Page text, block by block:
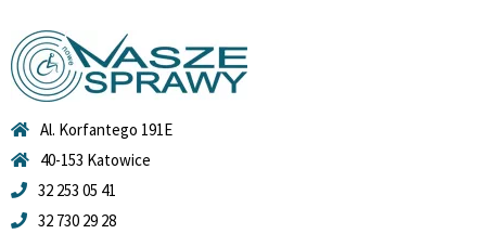
Al. Korfantego 191E
40-153 Katowice
32 253 05 41
32 730 29 28